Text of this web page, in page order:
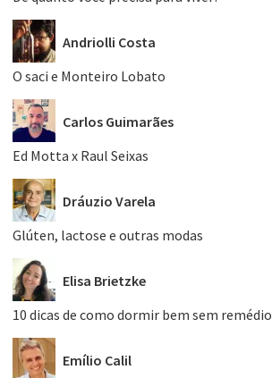
Andriolli Costa
O saci e Monteiro Lobato
Carlos Guimarães
Ed Motta x Raul Seixas
Dráuzio Varela
Glúten, lactose e outras modas
Elisa Brietzke
10 dicas de como dormir bem sem remédio
Emílio Calil